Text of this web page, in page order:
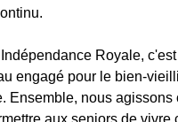
Indépendance Royale,
engagé pour le bien-
Ensemble, nous agissons
aux seniors de vivre